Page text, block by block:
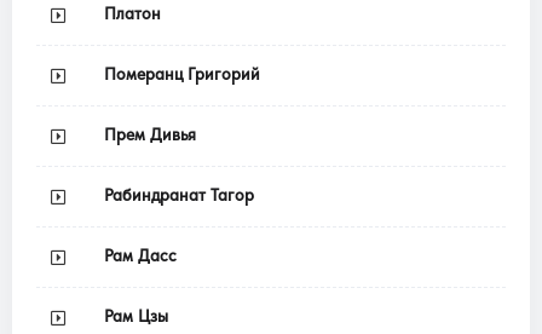
Платон
Померанц Григорий
Прем Дивья
Рабиндранат Тагор
Рам Дасс
Рам Цзы